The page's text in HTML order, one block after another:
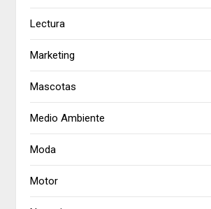
Lectura
Marketing
Mascotas
Medio Ambiente
Moda
Motor